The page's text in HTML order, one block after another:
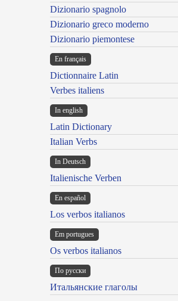
Dizionario spagnolo
Dizionario greco moderno
Dizionario piemontese
En français
Dictionnaire Latin
Verbes italiens
In english
Latin Dictionary
Italian Verbs
In Deutsch
Italienische Verben
En español
Los verbos italianos
Em portugues
Os verbos italianos
По русски
Итальянские глаголы